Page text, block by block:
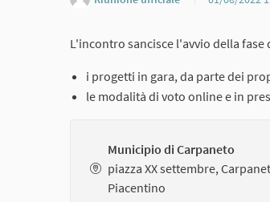
L'incontro sancisce l'avvio della
i progetti in gara, da parte dei
le modalità di voto online e in
Municipio di Carpaneto
piazza XX settembre,
Piacentino